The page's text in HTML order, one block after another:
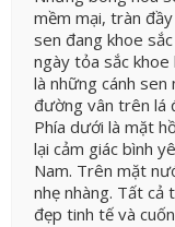
mềm mại, tràn
sen đang khoe
ngày tỏa sắc
là những cánh
đường vân trên lá
Phía dưới là mặt
lại cảm giác bình
Nam. Trên mặt
nhẹ nhàng. Tất
đẹp tinh tế và